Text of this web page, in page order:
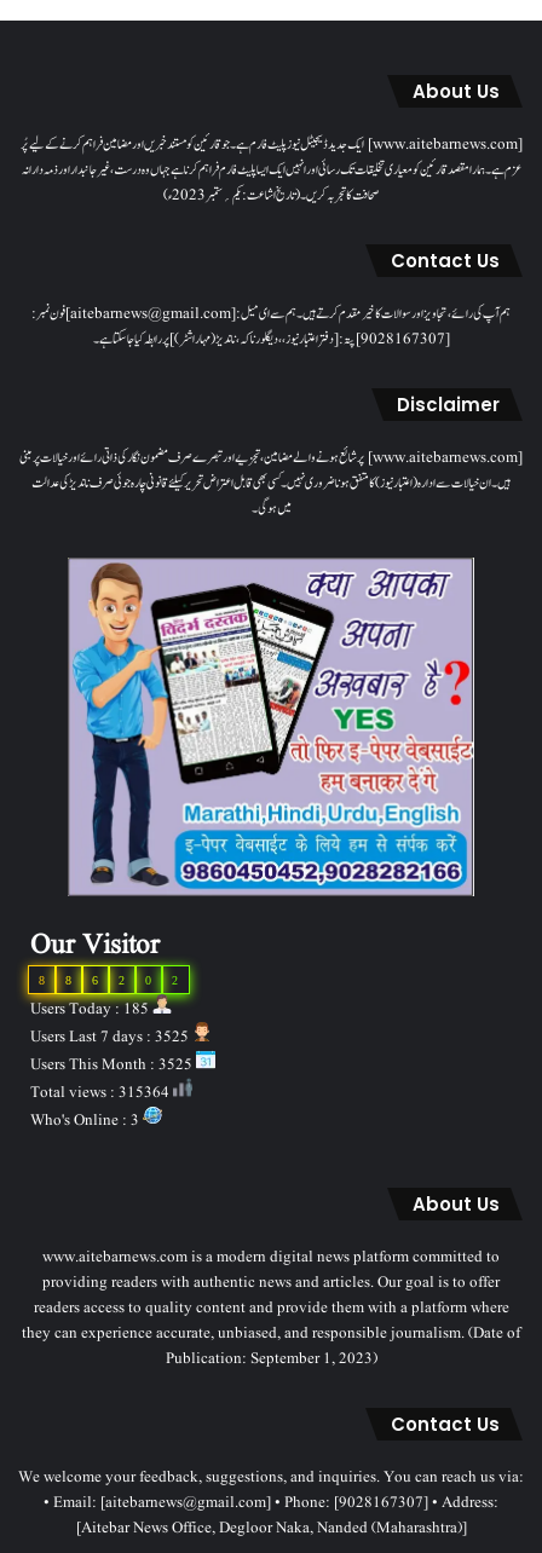
About Us
[www.aitebarnews.com] ایک جدید ڈیجیٹل نیوز پلیٹ فارم ہے۔ جو قارئین کو مستند خبریں اور مضامین فراہم کرنے کے لیے پُر
عزم ہے۔ ہمارا مقصدقارئین کو معیاری تخلیقات تک رسائی اور انہیں ایک ایسا پلیٹ فارم فراہم کرنا ہے جہاں وہ درست، غیر جانبدار اور ذمہ دارانہ
صحافت کا تجربہ کریں۔( تاریخ اشاعت : یکم؍ ستمبر 2023ء)
Contact Us
ہم آپ کی رائے، تجاویز اور سوالات کا خیرمقدم کرتے ہیں۔ ہم سےای میل: [aitebarnews@gmail.com]فون نمبر:
[9028167307]پتہ: [دفتر اعتبار نیوز، ، دیگلور ناکہ، ناندیڑ(مہاراشٹر) ] پر رابطہ کیا جاسکتا ہے۔
Disclaimer
[www.aitebarnews.com] پر شائع ہونے والے مضامین، تجزیے اور تبصرے صرف مضمون نگار کی ذاتی رائے اور خیالات پر مبنی
ہیں۔ ان خیالات سے ادارہ (اعتبار نیوز) کا متفق ہونا ضروری نہیں۔ کسی بھی قابل اعتراض تحریر کیلئے قانونی چارہ جوئی صرف ناندیڑ کی عدالت
میں ہوگی۔
Our Visitor
2
0
2
6
8
8
Users Today : 185
About Us
www.aitebarnews.com is a modern digital news platform committed to
providing readers with authentic news and articles. Our goal is to offer
readers access to quality content and provide them with a platform where
they can experience accurate, unbiased, and responsible journalism. (Date of
Publication: September 1, 2023)
Contact Us
We welcome your feedback, suggestions, and inquiries. You can reach us via:
• Email: [aitebarnews@gmail.com] • Phone: [9028167307] • Address:
[Aitebar News Office, Degloor Naka, Nanded (Maharashtra)]